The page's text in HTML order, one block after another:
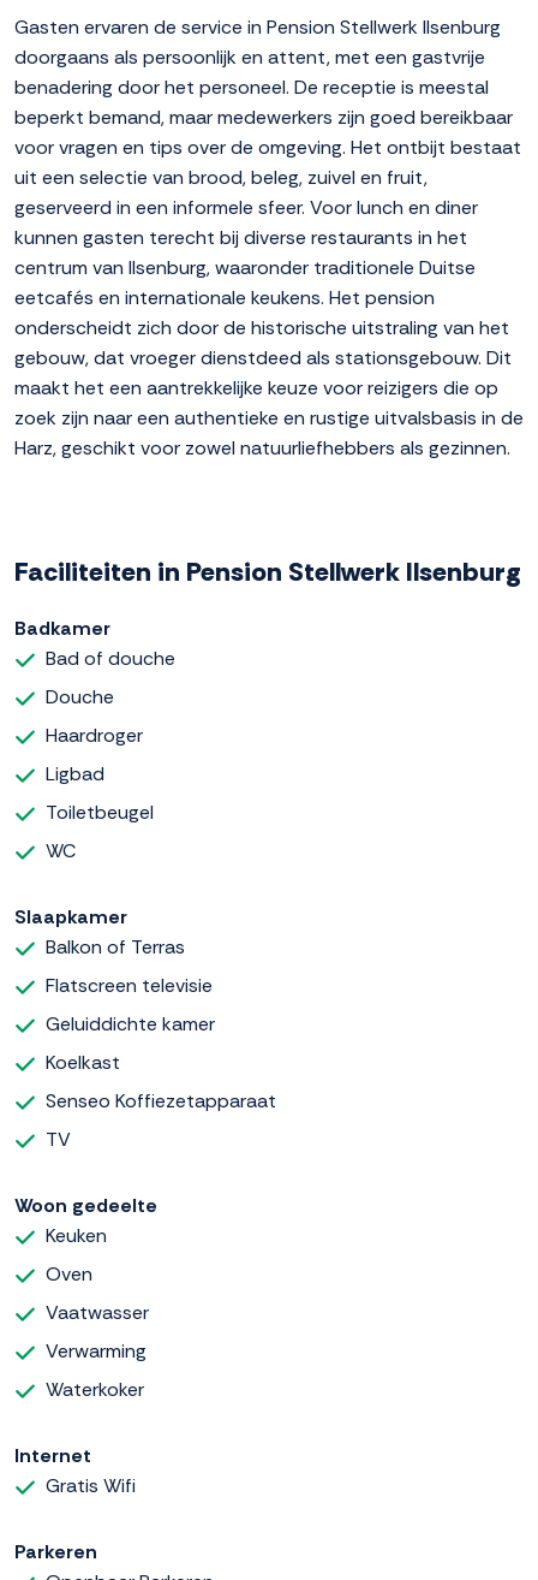
Gasten ervaren de service in Pension Stellwerk Ilsenburg
doorgaans als persoonlijk en attent, met een gastvrije
benadering door het personeel. De receptie is meestal
beperkt bemand, maar medewerkers zijn goed bereikbaar
voor vragen en tips over de omgeving. Het ontbijt bestaat
uit een selectie van brood, beleg, zuivel en fruit,
geserveerd in een informele sfeer. Voor lunch en diner
kunnen gasten terecht bij diverse restaurants in het
centrum van Ilsenburg, waaronder traditionele Duitse
eetcafés en internationale keukens. Het pension
onderscheidt zich door de historische uitstraling van het
gebouw, dat vroeger dienstdeed als stationsgebouw. Dit
maakt het een aantrekkelijke keuze voor reizigers die op
zoek zijn naar een authentieke en rustige uitvalsbasis in de
Harz, geschikt voor zowel natuurliefhebbers als gezinnen.
Faciliteiten in Pension Stellwerk Ilsenburg
Badkamer
Bad of douche
Douche
Haardroger
Ligbad
Toiletbeugel
WC
Slaapkamer
Balkon of Terras
Flatscreen televisie
Geluiddichte kamer
Koelkast
Senseo Koffiezetapparaat
TV
Woon gedeelte
Keuken
Oven
Vaatwasser
Verwarming
Waterkoker
Internet
Gratis Wifi
Parkeren